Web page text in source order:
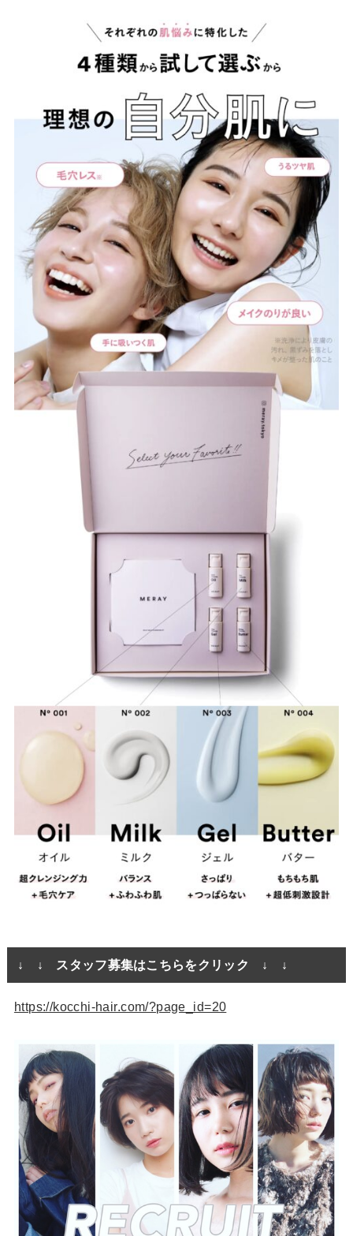
↓ ↓ スタッフ募集はこちらをクリック ↓ ↓
https://kocchi-hair.com/?page_id=20